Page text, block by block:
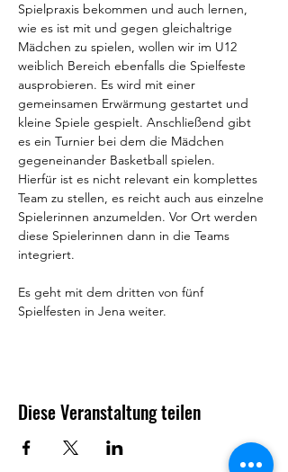
Spielpraxis bekommen und auch lernen,
wie es ist mit und gegen gleichaltrige
Mädchen zu spielen, wollen wir im U12
weiblich Bereich ebenfalls die Spielfeste
ausprobieren. Es wird mit einer
gemeinsamen Erwärmung gestartet und
kleine Spiele gespielt. Anschließend gibt
es ein Turnier bei dem die Mädchen
gegeneinander Basketball spielen.
Hierfür ist es nicht relevant ein komplettes
Team zu stellen, es reicht auch aus einzelne
Spielerinnen anzumelden. Vor Ort werden
diese Spielerinnen dann in die Teams
integriert.
Es geht mit dem dritten von fünf
Spielfesten in Jena weiter.
Diese Veranstaltung teilen